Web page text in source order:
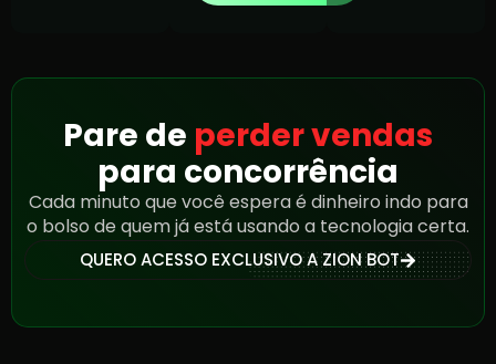
Pare de perder vendas
para concorrência
Cada minuto que você espera é dinheiro indo para
o bolso de quem já está usando a tecnologia certa.
QUERO ACESSO EXCLUSIVO A ZION BOT